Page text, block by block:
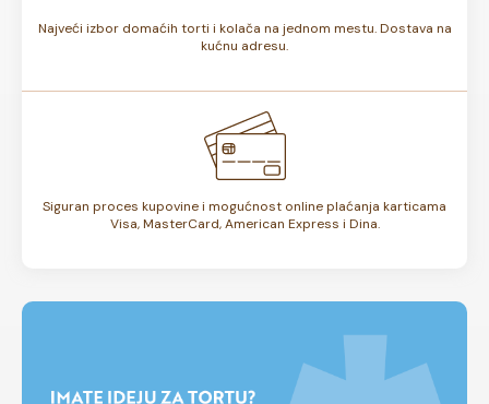
Najveći izbor domaćih torti i kolača na jednom mestu. Dostava na
kućnu adresu.
Siguran proces kupovine i mogućnost online plaćanja karticama
Visa, MasterCard, American Express i Dina.